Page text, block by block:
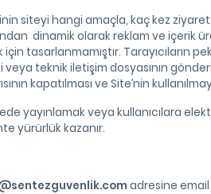
siteyi hangi amaçla, kaç kez
dinamik olarak reklam ve içerik
tasarlanmamıştır. Tarayıcıların
teknik iletişim dosyasının
kapatılması ve Site’nin
yayınlamak veya kullanıcılara
yürürlük kazanır.
adresine email